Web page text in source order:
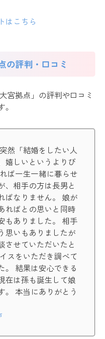
はこちら
の評判・口コミ
宮拠点」の評判や口コミ
然「結婚をしたい人
嬉しいというよりび
ば一生一緒に暮らせ
、相手の方は長男と
ばなりません。 娘が
ればとの思いと同時
もありました。 相手
思いもありましたが
させていただいたと
スをいただき調べて
。 結果は安心できる
在は孫も誕生して娘
。 本当にありがとう